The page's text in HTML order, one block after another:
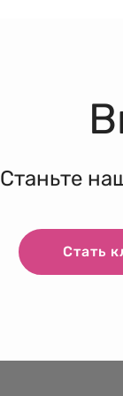
Станьте
Стать